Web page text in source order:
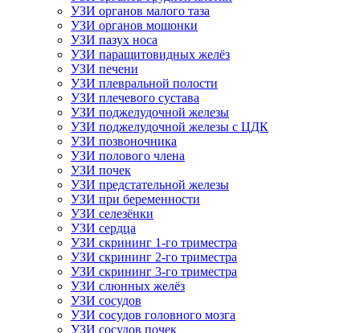
УЗИ органов малого таза
УЗИ органов мошонки
УЗИ пазух носа
УЗИ паращитовидных желёз
УЗИ печени
УЗИ плевральной полости
УЗИ плечевого сустава
УЗИ поджелудочной железы
УЗИ поджелудочной железы с ЦДК
УЗИ позвоночника
УЗИ полового члена
УЗИ почек
УЗИ предстательной железы
УЗИ при беременности
УЗИ селезёнки
УЗИ сердца
УЗИ скрининг 1-го триместра
УЗИ скрининг 2-го триместра
УЗИ скрининг 3-го триместра
УЗИ слюнных желёз
УЗИ сосудов
УЗИ сосудов головного мозга
УЗИ сосудов почек